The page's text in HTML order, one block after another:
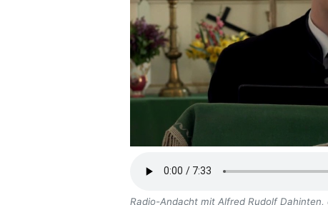
Radio-Andacht mit Alfred Rudolf